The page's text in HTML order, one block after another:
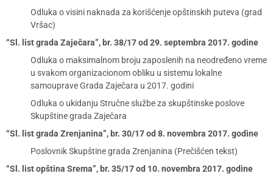
Odluka o visini naknada za korišćenje opštinskih puteva (grad
Vršac)
“Sl. list grada Zaječara”, br. 38/17 od 29. septembra 2017. godine
Odluka o maksimalnom broju zaposlenih na neodređeno vreme
u svakom organizacionom obliku u sistemu lokalne
samouprave Grada Zaječara u 2017. godini
Odluka o ukidanju Stručne službe za skupštinske poslove
Skupštine grada Zaječara
“Sl. list grada Zrenjanina”, br. 30/17 od 8. novembra 2017. godine
Poslovnik Skupštine grada Zrenjanina (Prečišćen tekst)
“Sl. list opština Srema”, br. 35/17 od 10. novembra 2017. godine